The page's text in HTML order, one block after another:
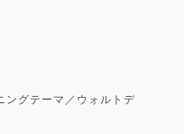
ングテーマ／ウォルトデ